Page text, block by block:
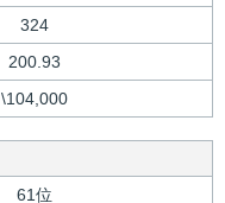
324
200.93
\104,000
61位